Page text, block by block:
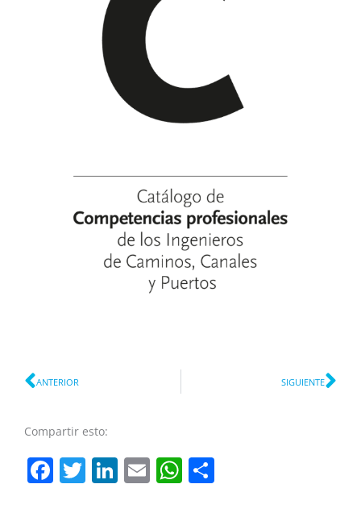
Ant
ANTERIOR SIGUIENTE
Compartir esto:
Facebook
Twitter
LinkedIn
EmailWhatsApp